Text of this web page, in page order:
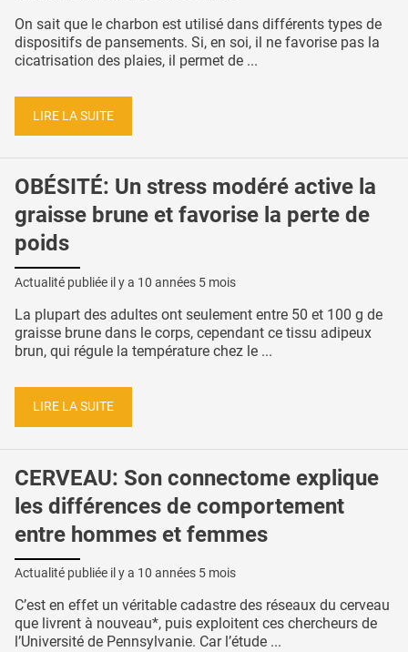
On sait que le charbon est utilisé dans différents types de
dispositifs de pansements. Si, en soi, il ne favorise pas la
cicatrisation des plaies, il permet de ...
LIRE LA SUITE
OBÉSITÉ: Un stress modéré active la
graisse brune et favorise la perte de
poids
Actualité publiée il y a 10 années 5 mois
La plupart des adultes ont seulement entre 50 et 100 g de
graisse brune dans le corps, cependant ce tissu adipeux
brun, qui régule la température chez le ...
LIRE LA SUITE
CERVEAU: Son connectome explique
les différences de comportement
entre hommes et femmes
Actualité publiée il y a 10 années 5 mois
C’est en effet un véritable cadastre des réseaux du cerveau
que livrent à nouveau*, puis exploitent ces chercheurs de
l’Université de Pennsylvanie. Car l’étude ...